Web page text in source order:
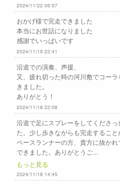
2024/11/22 06:57
おかげ様で完走できました
本当にお世話になりました
感謝でいっぱいです
2024/11/19 22:41
沿道での演奏、声援、
又、疲れ切った時の河川敷でコー
きました。
ありがとう！
2024/11/18 22:08
沿道で足にスプレーをしてくださ
た。少し歩きながらも完走すること
ペースランナーの方、貴方に抜か
できました。ありがとうご...
もっと見る
2024/11/18 14:45